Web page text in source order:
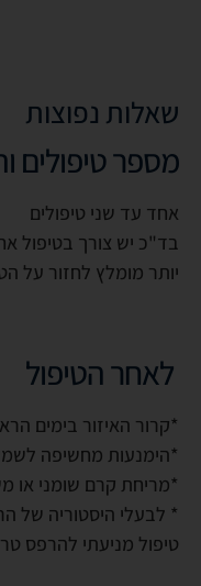
שאלות נפוצות
מספר טיפולים
אחד עד שני טיפולים
בד"כ יש צורך בטיפול
יותר מומלץ לחזור על
לאחר הטיפול
*קרור האיזור בימים
*הימנעות מחשיפה
*מריחת קרם שומני או
טיפול מניעתי להרפס